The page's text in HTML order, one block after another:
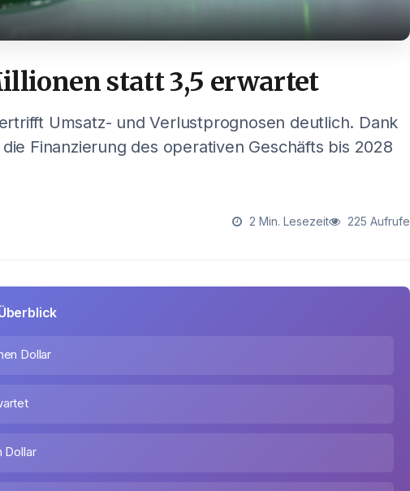
statt 3,5 erwartet
Umsatz- und Verlustprognosen deutlich. Dank
Finanzierung des operativen Geschäfts bis 2028
2 Min. Lesezeit 225 Aufrufe
Dollar
Dollar